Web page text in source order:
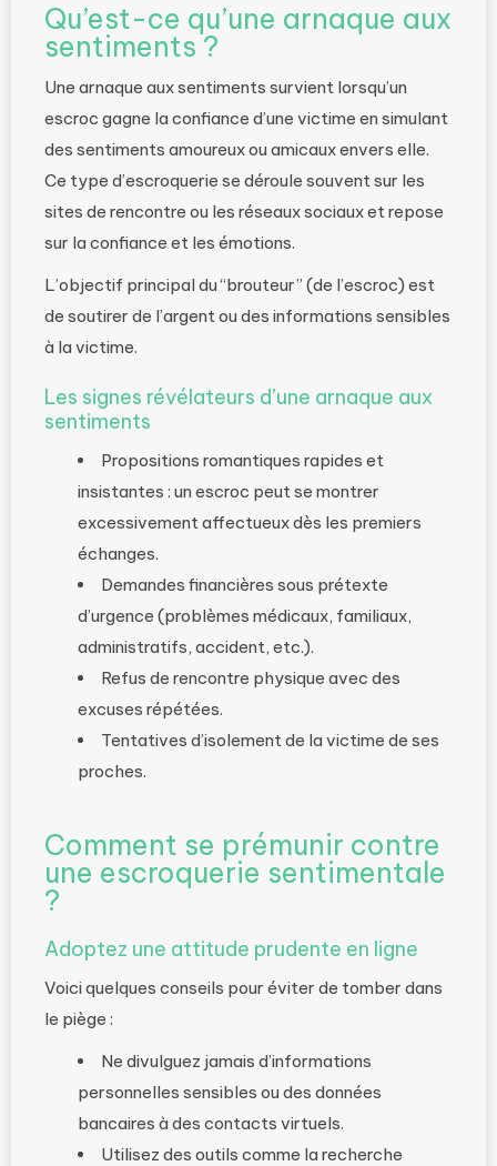
Qu’est-ce qu’une arnaque aux
sentiments ?
Une arnaque aux sentiments survient lorsqu’un
escroc gagne la confiance d’une victime en simulant
des sentiments amoureux ou amicaux envers elle.
Ce type d’escroquerie se déroule souvent sur les
sites de rencontre ou les réseaux sociaux et repose
sur la confiance et les émotions.
L’objectif principal du “brouteur” (de l’escroc) est
de soutirer de l’argent ou des informations sensibles
à la victime.
Les signes révélateurs d’une arnaque aux
sentiments
Propositions romantiques rapides et
insistantes : un escroc peut se montrer
excessivement affectueux dès les premiers
échanges.
Demandes financières sous prétexte
d’urgence (problèmes médicaux, familiaux,
administratifs, accident, etc.).
Refus de rencontre physique avec des
excuses répétées.
Tentatives d’isolement de la victime de ses
proches.
Comment se prémunir contre
une escroquerie sentimentale
?
Adoptez une attitude prudente en ligne
Voici quelques conseils pour éviter de tomber dans
le piège :
Ne divulguez jamais d’informations
personnelles sensibles ou des données
bancaires à des contacts virtuels.
Utilisez des outils comme la recherche